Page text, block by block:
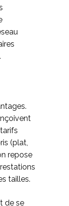
(plat,
repose
tailles.
de se